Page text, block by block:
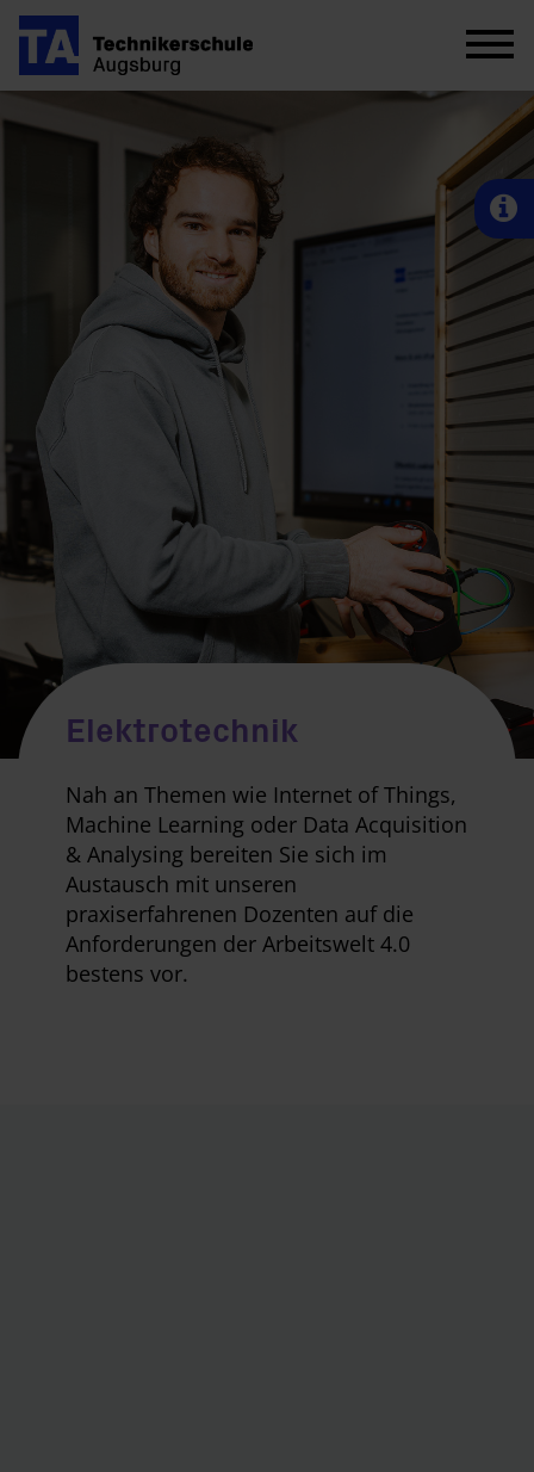
Elektrotechnik
Nah an Themen wie Internet of Things,
Machine Learning oder Data Acquisition
& Analysing bereiten Sie sich im
Austausch mit unseren
praxiserfahrenen Dozenten auf die
Anforderungen der Arbeitswelt 4.0
bestens vor.